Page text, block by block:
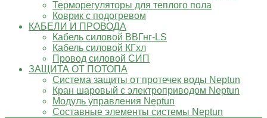
Терморегуляторы для теплого пола
Коврик с подогревом
КАБЕЛИ И ПРОВОДА
Кабель силовой ВВГнг-LS
Кабель силовой КГхл
Провод силовой СИП
ЗАЩИТА ОТ ПОТОПА
Система защиты от протечек воды Neptun
Кран шаровый с электроприводом Neptun
Модуль управления Neptun
Составные элементы системы Neptun